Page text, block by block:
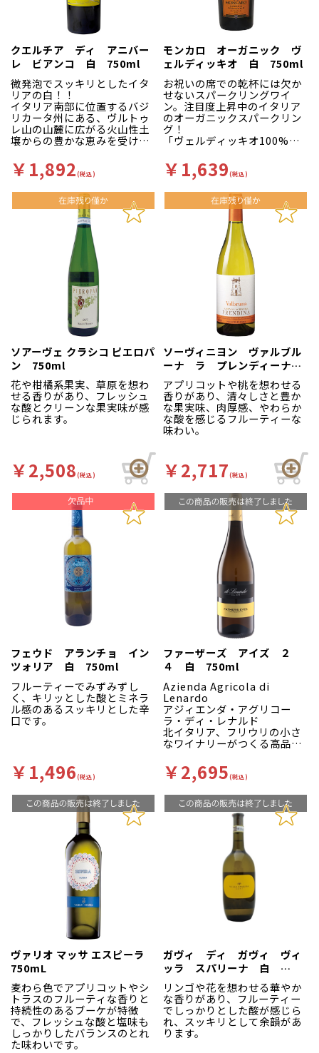
方特有の伝統的なワインを幅
広く生産し、多くのお客様に
お届けしています。
デリケートな花や熟したフル
ーツの香り、ドライな口当た
りにバランスのよいフレッシ
ュな味わいの辛口。アペリテ
ィフに、繊細な味わいのパス
タやリゾット！魚介類とも相
性バッチリ！
（スクリューキャップ）
クエルチア ディ アニバー
レ ビアンコ 白 750ml
微発泡でスッキリとしたイタ
リアの白！！
イタリア南部に位置するバジ
リカータ州にある、ヴルトゥ
レ山の山麓に広がる火山性土
壌からの豊かな恵みを受けた
す。
紅茶やジャワティーを想わせ
た酸とミネラル感が ありコ
クが感じられ、食中酒にピッ
￥1,892(税込)
モンカロ オーガニック ヴ
ェルディッキオ 白 750ml
お祝いの席での乾杯には欠か
せないスパークリングワイ
ン。注目度上昇中のイタリア
のオーガニックスパークリン
グ！
「ヴェルディッキオ100%の
テ！！」
アドリア海に面したマルケ州
中心地モンテカロットにワイ
ナリーはあります。オレンジ
の花を想わせる甘い香りがあ
り、泡立ちは柔らかくふくよ
かで、酸と果実味のバランス
が取れています。
現在ビオ認証畑60haに加え
て、EU認定の低環境負荷栽培
畑300haも所有しており、病
害等と戦うのではなくそれら
を防ぐ発想の下、より自然環
境に負担をかけず葡萄を栽培
しています。
￥1,639(税込)
ソアーヴェ クラシコ ピエロパ
ン 750ml
花や柑橘系果実、草原を想わ
せる香りがあり、フレッシュ
な酸とクリーンな果実味が感
じられます。
￥2,508(税込)
ソーヴィニヨン ヴァルブル
ーナ ラ プレンディーナ
白 750ml
アプリコットや桃を想わせる
香りがあり、清々しさと豊か
な果実味、肉厚感、やわらか
な酸を感じるフルーティーな
味わい。
￥2,717(税込)
フェウド アランチョ イン
ツォリア 白 750ml
フルーティーでみずみずし
く、キリッとした酸とミネラ
ル感のあるスッキリとした辛
口です。
￥1,496(税込)
ファーザーズ アイズ ２
４ 白 750ml
Azienda Agricola di
Lenardo
アジィエンダ・アグリコー
ラ・ディ・レナルド
北イタリア、フリウリの小さ
なワイナリーがつくる高品
レナルド家の歴史は１８００
イン造りと共に歩んできまし
たが、１０年程前にワイン造
りにおいて大改革を行いまし
た。それはまず、レナルド家
の畑に最もあったブドウ品種
を研究し、それを厳選して栽
培することでした。そして更
にそのブドウ自体の凝縮度を
高めるために、１ｈａ当たり
のブドウの収量を厳格に調整
しました。また、洗練された
新しいテクノロジーを積極的
しました。その結果、近年、
ワインの個性・品質を飛躍的
に向上させることに成功しま
した。
今では高品質のフリウリ グラ
ーヴェ D.O.C.を造ることで定
評のある「ディ・レナル
ド」。ワイン造りは伝統的手
法の良い部分と最新のテクノ
￥2,695(税込)
ヴァリオ マッサ エスピーラ
750mL
麦わら色でアプリコットやシ
トラスのフルーティな香りと
持続性のあるブーケが特徴
で、フレッシュな酸と塩味も
しっかりしたバランスのとれ
た味わいです。
ガヴィ ディ ガヴィ ヴィ
ッラ スパリーナ 白
750ml
リンゴや花を想わせる華やか
な香りがあり、フルーティー
でしっかりとした酸が感じら
れ、スッキリとして余韻があ
ります。